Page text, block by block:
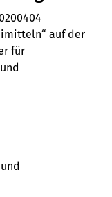
auf der
für